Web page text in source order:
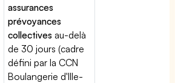
assurances
prévoyances
collectives au-delà
de 30 jours (cadre
défini par la CCN
Boulangerie d'Ille-